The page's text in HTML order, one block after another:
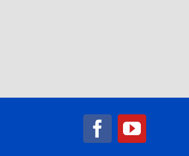
Facebook